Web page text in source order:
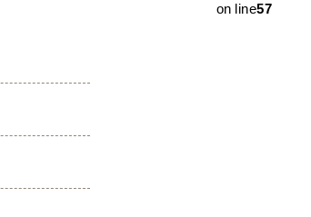
on line57